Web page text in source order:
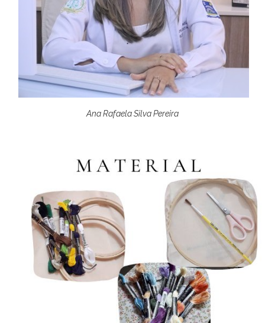
Ana Rafaela Silva Pereira